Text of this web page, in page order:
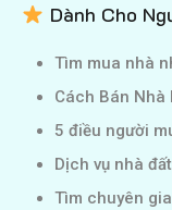
Dành Cho
Tìm mua nhà
Cách Bán Nhà
5 điều người
Dịch vụ nhà đất
Tìm chuyên